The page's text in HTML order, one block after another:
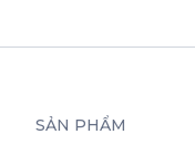
SẢN PHẨM